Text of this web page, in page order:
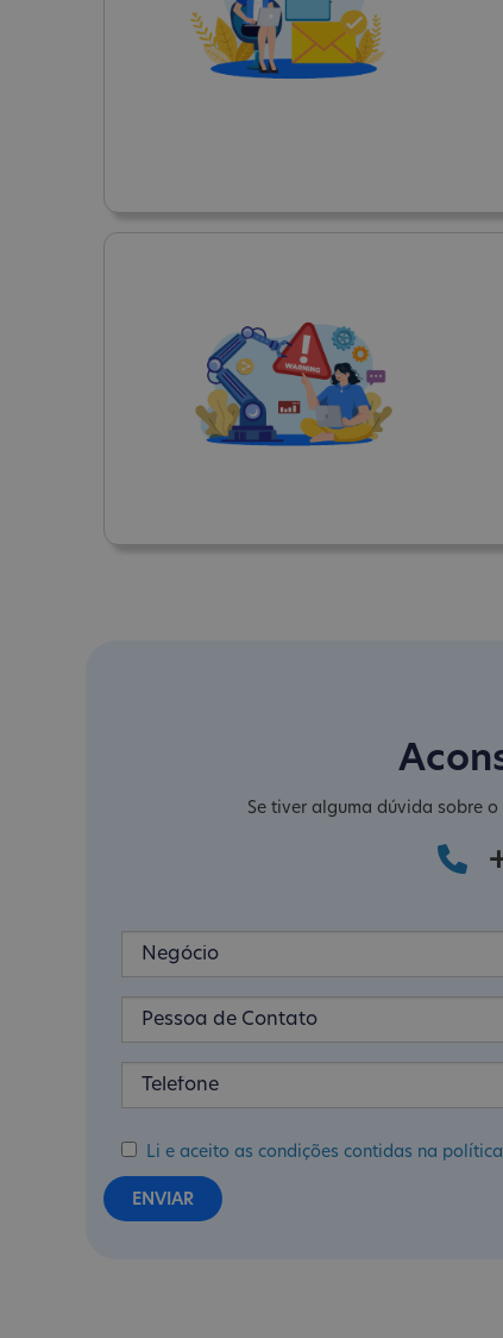
Se tiver alguma dúvida sobre
Li e aceito as condições contidas na